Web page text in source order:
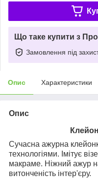
Що таке купити з
Замовлення під
Опис Характеристики
Опис
Сучасна ажурна
технологіями. Імітує
макраме. Ніжний ажур
витонченість інтер'єру.